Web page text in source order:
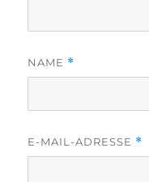
NAME *
E-MAIL-ADRESSE *